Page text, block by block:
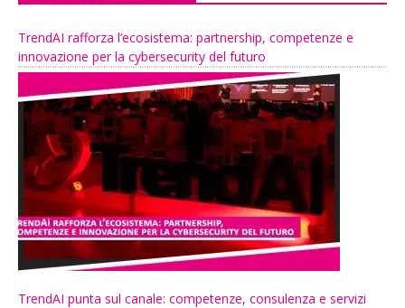
TrendAI rafforza l’ecosistema: partnership, competenze e
innovazione per la cybersecurity del futuro
TrendAI punta sul canale: competenze, consulenza e servizi